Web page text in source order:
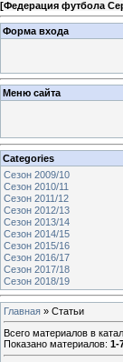
[Федерация футбола
Форма входа
Меню сайта
Categories
Сезон 2009/10
Сезон 2010/11
Сезон 2011/12
Сезон 2012/13
Сезон 2013/14
Сезон 2014/15
Сезон 2015/16
Сезон 2016/17
Сезон 2017/18
Сезон 2018/19
Главная » Статьи
Всего материалов в
Показано материалов: 1-